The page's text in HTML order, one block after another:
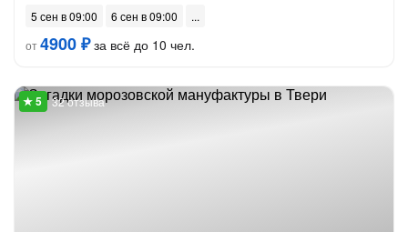
5 сен в 09:00
6 сен в 09:00
от4900 ₽за всё до 10 чел.
32 отзыва